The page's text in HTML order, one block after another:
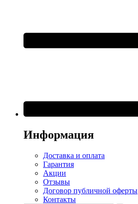
Информация
Доставка и оплата
Гарантия
Акции
Отзывы
Договор публичной оферты
Контакты